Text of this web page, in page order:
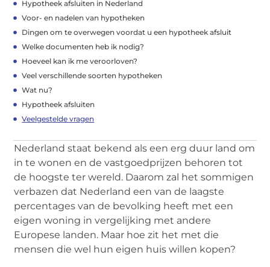
Hypotheek afsluiten in Nederland
Voor- en nadelen van hypotheken
Dingen om te overwegen voordat u een hypotheek afsluit
Welke documenten heb ik nodig?
Hoeveel kan ik me veroorloven?
Veel verschillende soorten hypotheken
Wat nu?
Hypotheek afsluiten
Veelgestelde vragen
Nederland staat bekend als een erg duur land om
in te wonen en de vastgoedprijzen behoren tot
de hoogste ter wereld. Daarom zal het sommigen
verbazen dat Nederland een van de laagste
percentages van de bevolking heeft met een
eigen woning in vergelijking met andere
Europese landen. Maar hoe zit het met die
mensen die wel hun eigen huis willen kopen?